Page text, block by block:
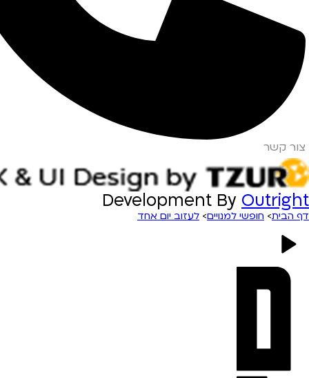
צור קשר
Development By Outright
דף הבית> חופשי למנויים> לעזוב יום אחד